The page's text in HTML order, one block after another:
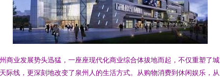
商业发展势头迅猛，一座座现代化商业综合体拔地而起，不仅重塑了
际线，更深刻地改变了泉州人的生活方式。从购物消费到休闲娱乐，